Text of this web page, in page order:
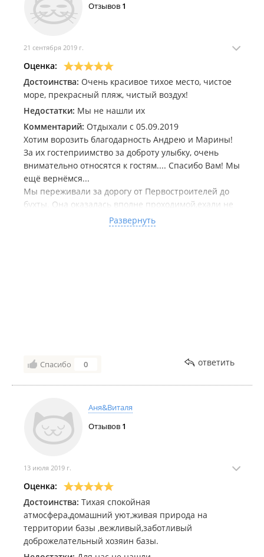
Отзывов 1
21 сентября 2019 г.
Оценка:
Достоинства: Очень красивое тихое место, чистое
море, прекрасный пляж, чистый воздух!
Недостатки: Мы не нашли их
Комментарий: Отдыхали с 05.09.2019
Хотим ворозить благодарность Андрею и Марины!
За их гостеприимство за доброту улыбку, очень
внимательно относятся к гостям.... Спасибо Вам! Мы
ещё вернёмся...
Мы переживали за дорогу от Первостроителей до
бухты. Она оказалась вполне проходимой,ехали не
на 4wd. Домик уютный чистый в нем есть все для
комфортного проживания.. Рядом постовили
Развернуть
Спасибо 0 ответить
Аня&Виталя
Отзывов 1
13 июля 2019 г.
Оценка:
Достоинства: Тихая спокойная
атмосфера,домашний уют,живая природа на
территории базы ,вежливый,заботливый
доброжелательный хозяин базы.